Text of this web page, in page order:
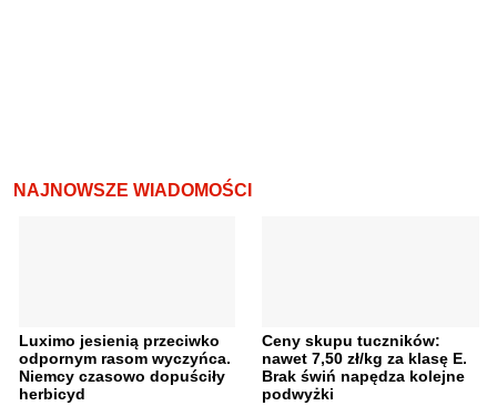
NAJNOWSZE WIADOMOŚCI
Luximo jesienią przeciwko
odpornym rasom wyczyńca.
Niemcy czasowo dopuściły
herbicyd
Ceny skupu tuczników:
nawet 7,50 zł/kg za klasę E.
Brak świń napędza kolejne
podwyżki